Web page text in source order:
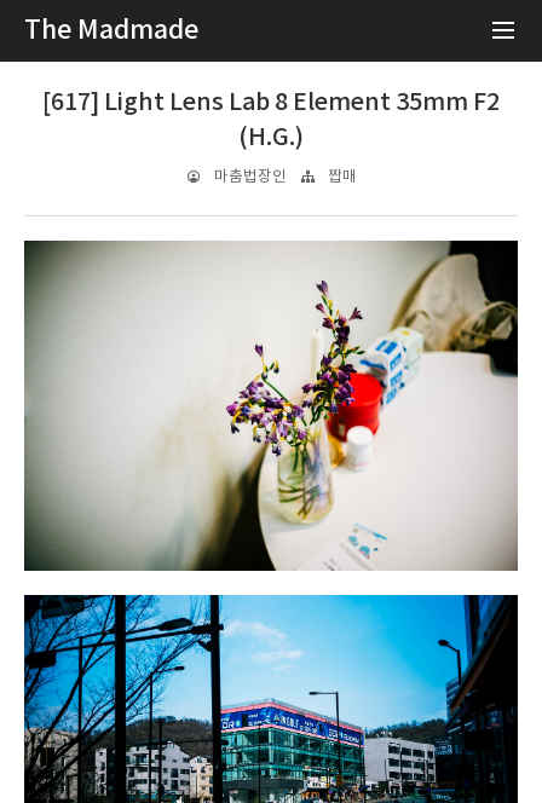
The Madmade
[617] Light Lens Lab 8 Element 35mm F2
(H.G.)
마춤법장인 짭매